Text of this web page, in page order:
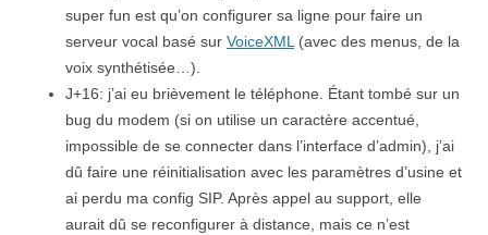
super fun est qu’on configurer sa ligne pour faire un
serveur vocal basé sur VoiceXML (avec des menus, de la
voix synthétisée…).
J+16: j’ai eu brièvement le téléphone. Étant tombé sur un
bug du modem (si on utilise un caractère accentué,
impossible de se connecter dans l’interface d’admin), j’ai
dû faire une réinitialisation avec les paramètres d’usine et
ai perdu ma config SIP. Après appel au support, elle
aurait dû se reconfigurer à distance, mais ce n’est